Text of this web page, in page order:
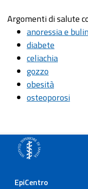
Argomenti di salute
anoressia e
diabete
celiachia
gozzo
obesità
osteoporosi
EpiCentro